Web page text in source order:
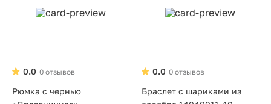
0 отзывов
0.0
Рюмка с чернью
0 отзывов
0.0
Браслет с шариками из